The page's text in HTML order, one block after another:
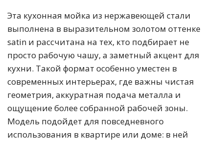
Эта кухонная мойка из нержавеющей стали
выполнена в выразительном золотом оттенке
satin и рассчитана на тех, кто подбирает не
просто рабочую чашу, а заметный акцент для
кухни. Такой формат особенно уместен в
современных интерьерах, где важны чистая
геометрия, аккуратная подача металла и
ощущение более собранной рабочей зоны.
Модель подойдет для повседневного
использования в квартире или доме: в ней